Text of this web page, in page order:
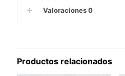
Valoraciones0
Productos relacionados